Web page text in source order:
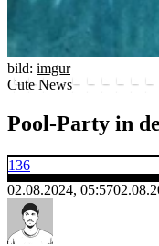
bild: imgur
Cute News
Pool-Party in
136
02.08.2024, 05:57